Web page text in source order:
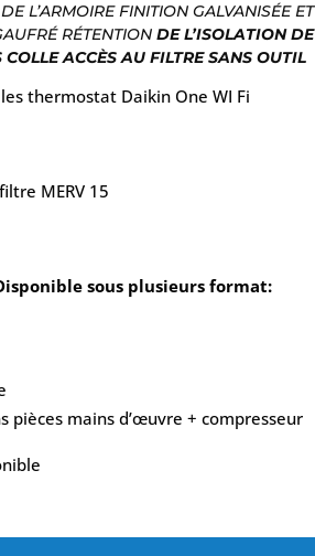
L’ARMOIRE FINITION GALVANISÉE ET
RÉTENTION DE L’ISOLATION DE
COLLE ACCÈS AU FILTRE SANS OUTIL
thermostat Daikin One WI Fi
MERV 15
sous plusieurs format:
pièces mains d’œuvre + compresseur